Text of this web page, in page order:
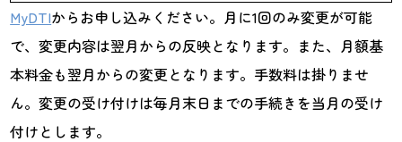
MyDTIからお申し込みください。月に1回のみ変更が可能
で、変更内容は翌月からの反映となります。また、月額基
本料金も翌月からの変更となります。手数料は掛りませ
ん。変更の受け付けは毎月末日までの手続きを当月の受け
付けとします。